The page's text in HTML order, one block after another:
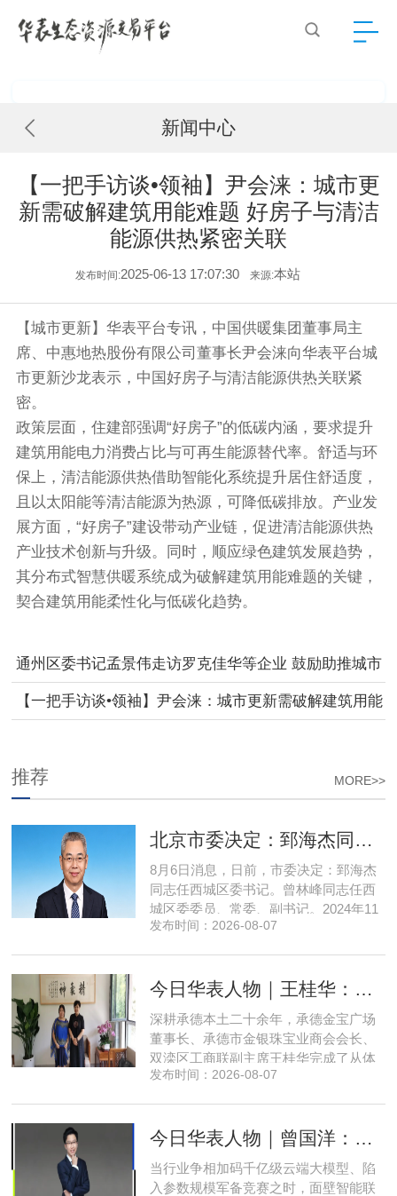
新闻中心
【一把手访谈•领袖】尹会涞：城市更
新需破解建筑用能难题 好房子与清洁
能源供热紧密关联
发布时间:2025-06-13 17:07:30 来源:本站
【城市更新】华表平台专讯，中国供暖集团董事局主
席、中惠地热股份有限公司董事长尹会涞向华表平台城
市更新沙龙表示，中国好房子与清洁能源供热关联紧
密。
政策层面，住建部强调“好房子”的低碳内涵，要求提升
建筑用能电力消费占比与可再生能源替代率。舒适与环
保上，清洁能源供热借助智能化系统提升居住舒适度，
且以太阳能等清洁能源为热源，可降低碳排放。产业发
展方面，“好房子”建设带动产业链，促进清洁能源供热
产业技术创新与升级。同时，顺应绿色建筑发展趋势，
其分布式智慧供暖系统成为破解建筑用能难题的关键，
契合建筑用能柔性化与低碳化趋势。
通州区委书记孟景伟走访罗克佳华等企业 鼓励助推城市
副中心高质量发展
【一把手访谈•领袖】尹会涞：城市更新需破解建筑用能
MORE>>
推荐
8月6日消息，日前，市委决定：郅海杰
同志任西城区委书记。曾林峰同志任西
城区委委员、常委、副书记。2024年11
月，郅海杰任北京市西城区委副书记，
记、区长。至此番履新。郅海杰，男，
职研究生，中共党员。曾任北京
发布时间：2026-08-07
深耕承德本土二十余年，承德金宝广场
董事长、承德市金银珠宝业商会会长、
双滦区工商联副主席王桂华完成了从体
制内从业者、玉石珠宝创业者，到地产
来，三四线城市创业最忌讳浮躁跟风、
立足本地需求顺势迭代，方能穿
发布时间：2026-08-07
当行业争相加码千亿级云端大模型、陷
入参数规模军备竞赛之时，面壁智能联